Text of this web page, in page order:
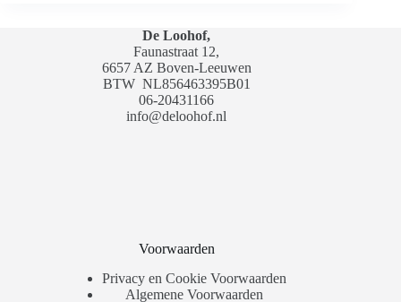
De Loohof,
Faunastraat 12,
6657 AZ Boven-Leeuwen
BTW NL856463395B01
06-20431166
info@deloohof.nl
Voorwaarden
Privacy en Cookie Voorwaarden
Algemene Voorwaarden